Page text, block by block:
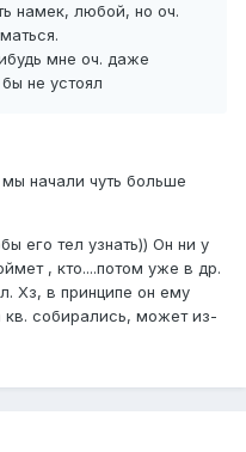
намек, любой, но оч.
мне оч. даже
не устоял
начали чуть больше
его тел узнать)) Он ни у
, кто....потом уже в др.
Хз, в принципе он ему
кв. собирались, может из-